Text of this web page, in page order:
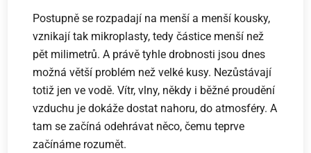
Postupně se rozpadají na menší a menší kousky,
vznikají tak mikroplasty, tedy částice menší než
pět milimetrů. A právě tyhle drobnosti jsou dnes
možná větší problém než velké kusy. Nezůstávají
totiž jen ve vodě. Vítr, vlny, někdy i běžné proudění
vzduchu je dokáže dostat nahoru, do atmosféry. A
tam se začíná odehrávat něco, čemu teprve
začínáme rozumět.